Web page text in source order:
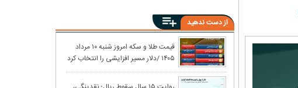
از دست ندهید
قیمت طلا و سکه امروز شنبه ۱۰ مرداد
۱۴۰۵ /دلار مسیر افزایشی را انتخاب کرد